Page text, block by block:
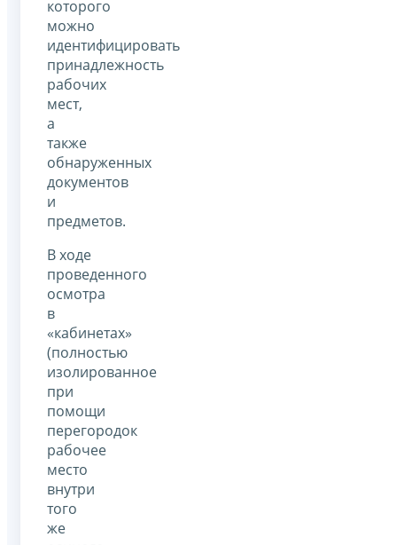
которого
можно
идентифицировать
принадлежность
рабочих
мест,
а
также
обнаруженных
документов
и
предметов.
В ходе
проведенного
осмотра
в
«кабинетах»
(полностью
изолированное
при
помощи
перегородок
рабочее
место
внутри
того
же